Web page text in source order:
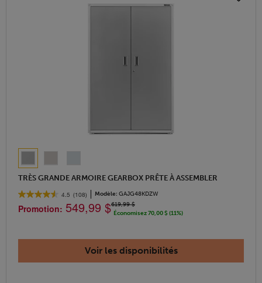
TRÈS GRANDE ARMOIRE GEARBOX PRÊTE À ASSEMBLER
4.5 (108) Modèle: GAJG48KDZW
Promotion: 549,99 $619,99 $
Économisez 70,00 $ (11%)
Voir les disponibilités